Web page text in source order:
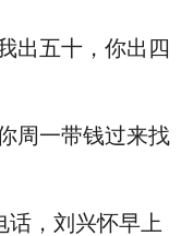
出五十，你出四
周一带钱过来找
话，刘兴怀早上